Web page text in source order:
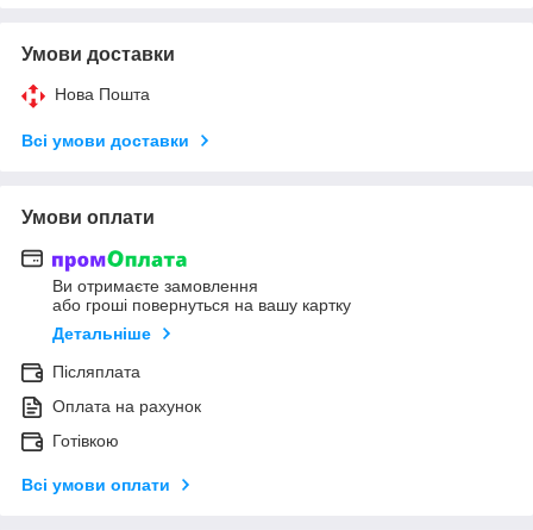
Умови доставки
Нова Пошта
Всі умови доставки
Умови оплати
Ви отримаєте замовлення
або гроші повернуться на вашу картку
Детальніше
Післяплата
Оплата на рахунок
Готівкою
Всі умови оплати